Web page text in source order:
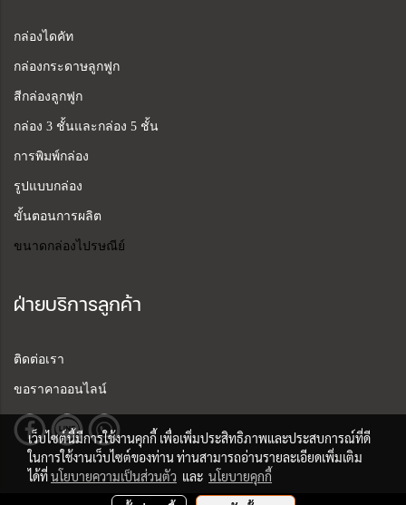
กล่องไดคัท
กล่องกระดาษลูกฟูก
สีกล่องลูกฟูก
กล่อง 3 ชั้นและกล่อง 5 ชั้น
การพิมพ์กล่อง
รูปแบบกล่อง
ขั้นตอนการผลิต
ขนาดกล่องไปรษณีย์
ฝ่ายบริการลูกค้า
ติดต่อเรา
ขอราคาออนไลน์
เว็บไซต์นี้มีการใช้งานคุกกี้ เพื่อเพิ่มประสิทธิภาพและประสบการณ์ที่ดี
ในการใช้งานเว็บไซต์ของท่าน ท่านสามารถอ่านรายละเอียดเพิ่มเติม
ได้ที่นโยบายความเป็นส่วนตัว และ นโยบายคุกกี้